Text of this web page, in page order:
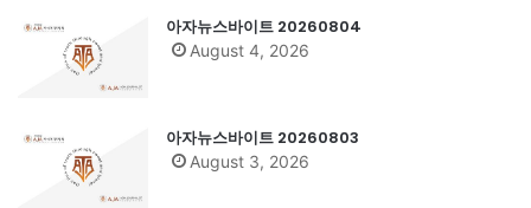
아자뉴스바이트 20260804
August 4, 2026
아자뉴스바이트 20260803
August 3, 2026